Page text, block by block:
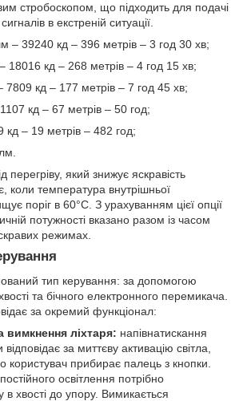
стробоскопом, що підходить для подачі
в екстреній ситуації.
– 39240 кд – 396 метрів – 3 год 30 хв;
18016 кд – 268 метрів – 4 год 15 хв;
кд – 177 метрів – 7 год 45 хв;
кд – 67 метрів – 50 год;
кд – 19 метрів – 482 год;
перегріву, який знижує яскравість
температура внутрішньої
поріг в 60°C. З урахуванням цієї опції
потужності вказано разом із часом
режимах.
тип керування: за допомогою
та бічного електронного перемикача.
за окремий функціонал:
вимкнення ліхтаря: напівнатискання
відповідає за миттєву активацію світла,
користувач прибирає палець з кнопки.
освітлення потрібно
в хвості до упору. Вимикається